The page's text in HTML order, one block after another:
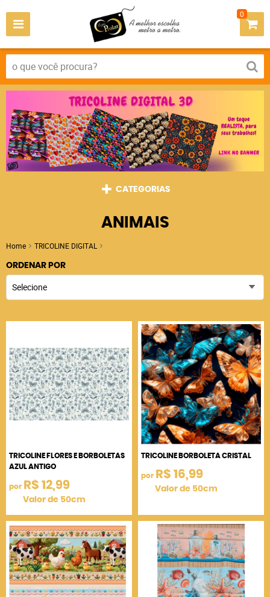
0
CATEGORIAS
ANIMAIS
Home TRICOLINE DIGITAL
ORDENAR POR
Selecione
TRICOLINE FLORES E BORBOLETAS
AZUL ANTIGO
por R$ 12,99
Valor de 50cm
TRICOLINE BORBOLETA CRISTAL
por R$ 16,99
Valor de 50cm